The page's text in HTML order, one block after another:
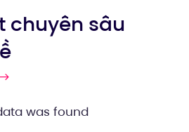
chuyên sâu
was found